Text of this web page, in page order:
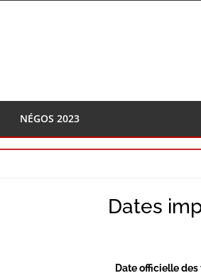
NÉGOS 2023
Secondary
Sidebar
Dates
Date officielle